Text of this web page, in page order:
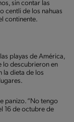
sin contar las
centli de los nahuas
continente.
playas de América,
lo descubrieron en
la dieta de los
panizo. “No tengo
16 de octubre de